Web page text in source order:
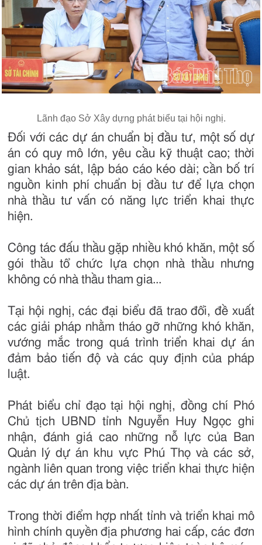
Lãnh đạo Sở Xây dựng phát biểu tại hội nghị.
Đối với các dự án chuẩn bị đầu tư, một số dự
án có quy mô lớn, yêu cầu kỹ thuật cao; thời
gian khảo sát, lập báo cáo kéo dài; cần bố trí
nguồn kinh phí chuẩn bị đầu tư để lựa chọn
nhà thầu tư vấn có năng lực triển khai thực
hiện.
Công tác đấu thầu gặp nhiều khó khăn, một số
gói thầu tổ chức lựa chọn nhà thầu nhưng
không có nhà thầu tham gia...
Tại hội nghị, các đại biểu đã trao đổi, đề xuất
các giải pháp nhằm tháo gỡ những khó khăn,
vướng mắc trong quá trình triển khai dự án
đảm bảo tiến độ và các quy định của pháp
luật.
Phát biểu chỉ đạo tại hội nghị, đồng chí Phó
Chủ tịch UBND tỉnh Nguyễn Huy Ngọc ghi
nhận, đánh giá cao những nỗ lực của Ban
Quản lý dự án khu vực Phú Thọ và các sở,
ngành liên quan trong việc triển khai thực hiện
các dự án trên địa bàn.
Trong thời điểm hợp nhất tỉnh và triển khai mô
hình chính quyền địa phương hai cấp, các đơn